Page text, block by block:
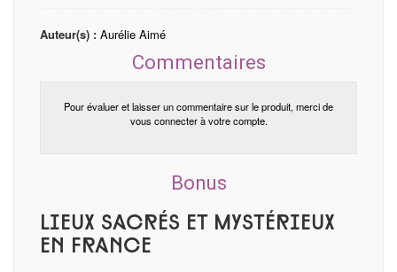
Auteur(s) : Aurélie Aimé
Commentaires
Pour évaluer et laisser un commentaire sur le produit, merci de
vous connecter à votre compte.
Bonus
Lieux sacrés et mystérieux
en France